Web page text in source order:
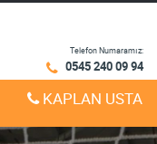
Telefon Numaramız:
0545 240 09 94
KAPLAN USTA